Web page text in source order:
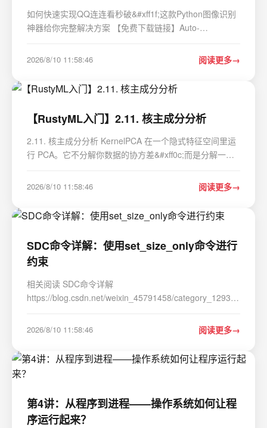
如何快速实现QQ连连看秒破&#xff1f;这款Python图像识别
神器给你完整解决方案 【免费下载链接】Auto-
&#xff0c;可实现QQ连连看秒破 项目地址:
否曾经在玩Q…
2026/8/10 11:58:46 阅读更多
【RustyML入门】2.11. 核主成分分析
2.11. 核主成分分析 KernelPCA 在一个隐式特征空间里运
行 PCA。它不分解你数据的协方差&#xff0c;而是分解一个
到线性投影看不到的非线性结构。 核 PCA 处理的是样本
2026/8/10 11:58:46 阅读更多
SDC命令详解：使用set_size_only命令进行
约束
相关阅读 SDC命令详解
https://blog.csdn.net/weixin_45791458/
实例 size_only设置的影响 Multicorner-Multimode支持
&#xff08;包括local_opt…
2026/8/10 11:58:46 阅读更多
第4讲：从程序到进程——操作系统如何让程
序运行起来？